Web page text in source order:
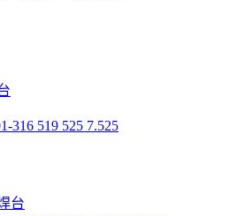
316 519 525 7.525
台